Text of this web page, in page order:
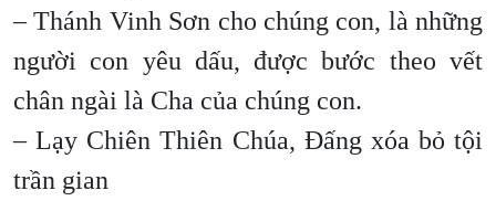
– Thánh Vinh Sơn cho chúng con, là những
người con yêu dấu, được bước theo vết
chân ngài là Cha của chúng con.
– Lạy Chiên Thiên Chúa, Đấng xóa bỏ tội
trần gian